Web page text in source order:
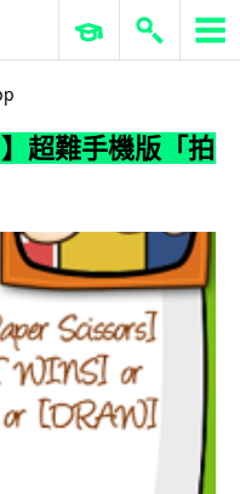
ERP 與商業 AI
超難手機版「拍